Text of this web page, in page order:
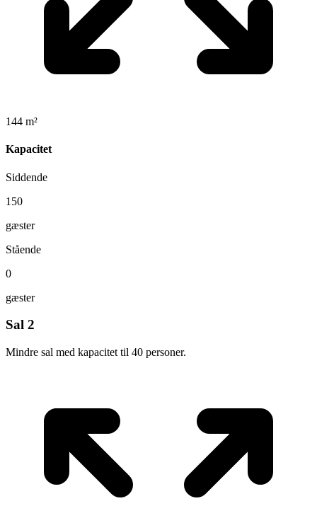
144 m²
Kapacitet
Siddende
150
gæster
Stående
0
gæster
Sal 2
Mindre sal med kapacitet til 40 personer.